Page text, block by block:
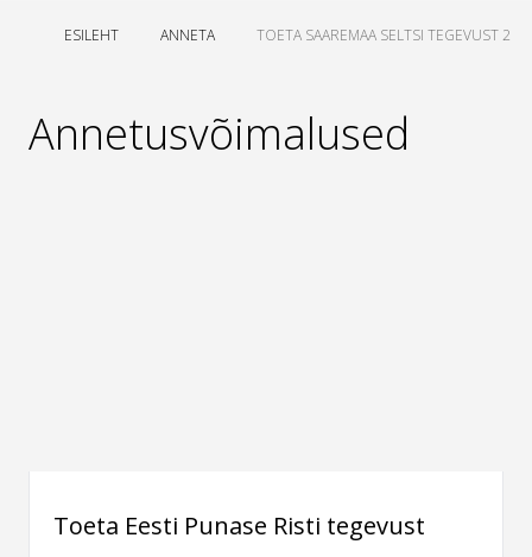
ESILEHT ANNETA TOETA SAAREMAA SELTSI TEGEVUST 2
Annetusvõimalused
Toeta Eesti Punase Risti tegevust